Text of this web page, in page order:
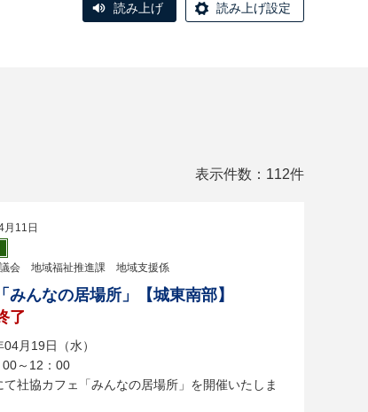
読み上げ 読み上げ設定
表示件数：112件
月11日
議会 地域福祉推進課 地域支援係
みんなの居場所」【城東南部】
了
月19日（水）
00～12：00
社協カフェ「みんなの居場所」を開催いたしま